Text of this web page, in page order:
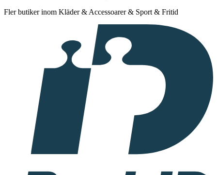
Fler butiker inom Kläder & Accessoarer & Sport & Fritid